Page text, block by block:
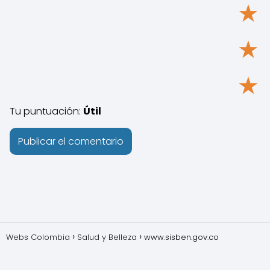
★
★
★
Tu puntuación: Útil
Webs Colombia Salud y Belleza www.sisben.gov.co